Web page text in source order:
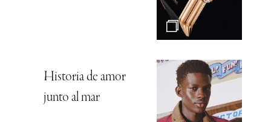
Historia de amor
junto al mar